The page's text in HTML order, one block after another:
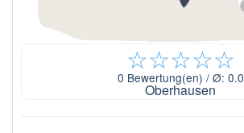
☆☆☆☆☆
0 Bewertung(en) / Ø: 0.0
Oberhausen